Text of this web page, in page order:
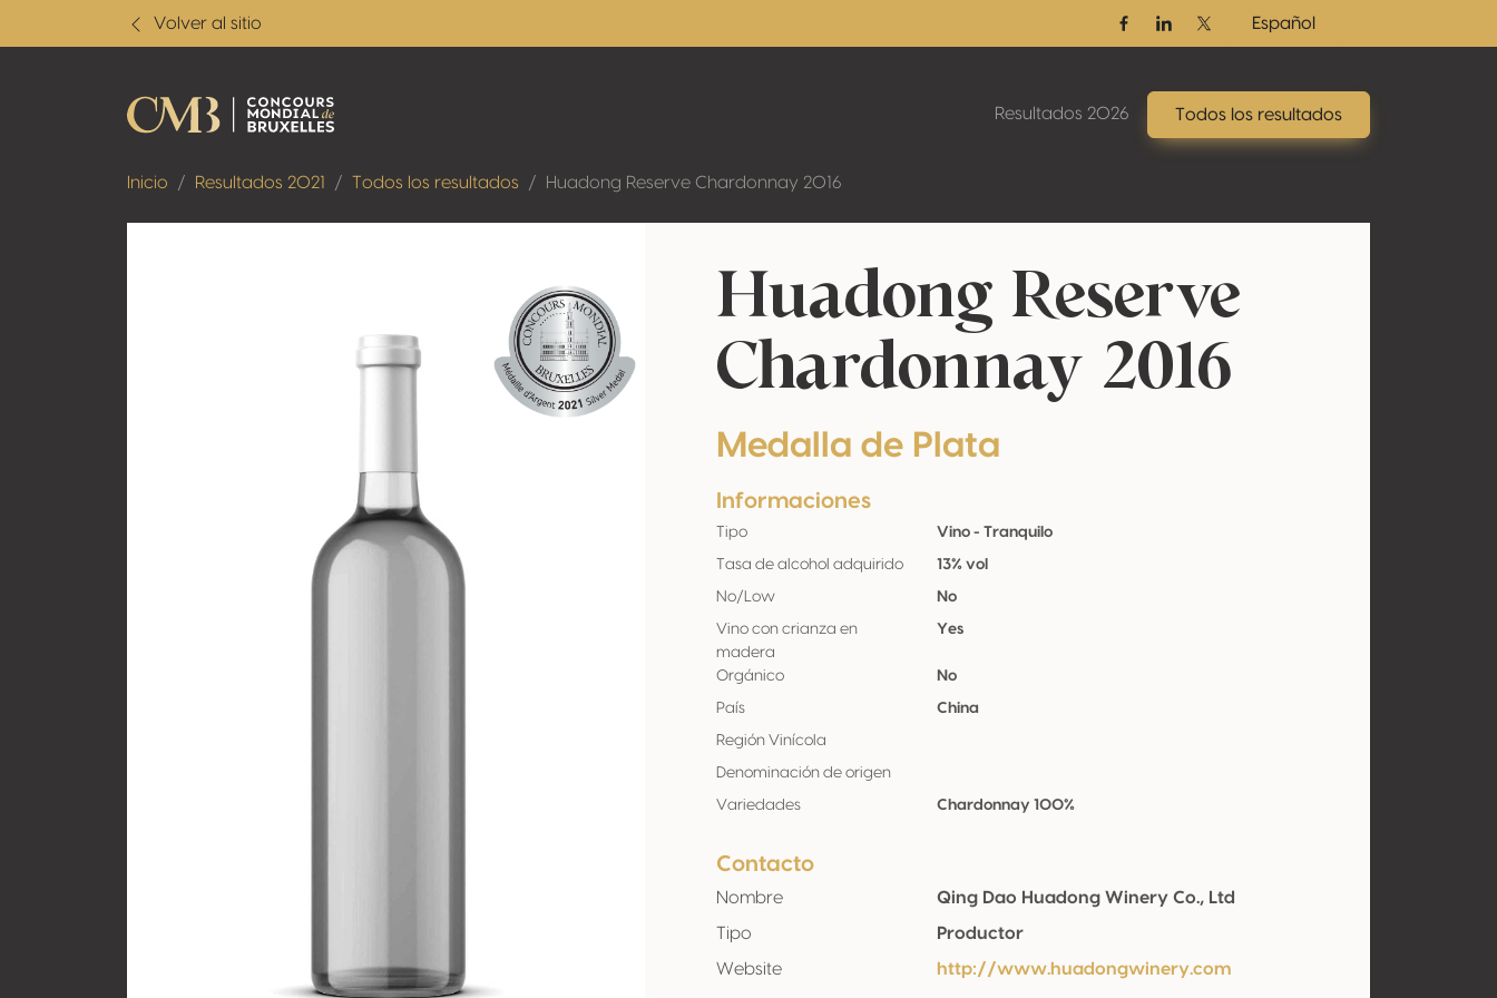
Volver al sitio
FacebookLinkedinTwitter / X
Español
Resultados 2026 Todos los resultados
Inicio Resultados 2021 Todos los resultados Huadong Reserve Chardonnay 2016
Huadong Reserve
Chardonnay 2016
Medalla de Plata
Informaciones
Tipo Vino - Tranquilo
Tasa de alcohol adquirido 13% vol
No/Low No
Vino con crianza en
madera
Yes
Orgánico No
País China
Región Vinícola
Denominación de origen
Variedades Chardonnay 100%
Contacto
Nombre
Qing Dao Huadong Winery Co., Ltd
Tipo
Productor
Website
http://www.huadongwinery.com